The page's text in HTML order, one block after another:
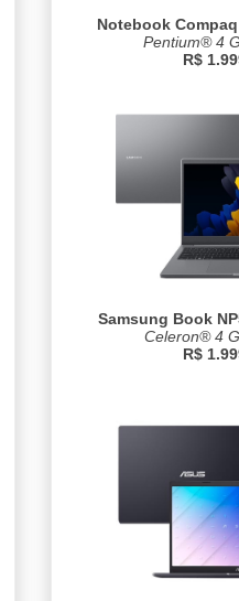
Notebook
Pentium® 4
R$
Samsung Book
Celeron® 4
R$